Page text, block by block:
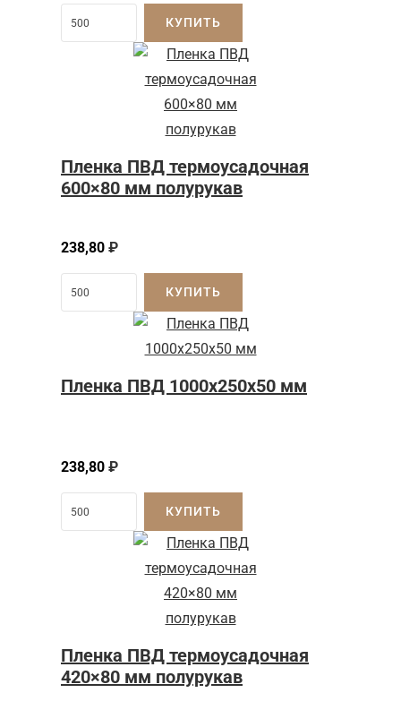
КУПИТЬ
Пленка ПВД термоусадочная
600×80 мм полурукав
238,80 ₽
КУПИТЬ
Пленка ПВД 1000x250x50 мм
238,80 ₽
КУПИТЬ
Пленка ПВД термоусадочная
420×80 мм полурукав